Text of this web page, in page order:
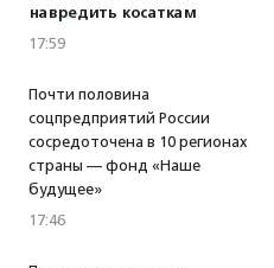
навредить косаткам
17:59
Почти половина
соцпредприятий России
сосредоточена в 10 регионах
страны — фонд «Наше
будущее»
17:46